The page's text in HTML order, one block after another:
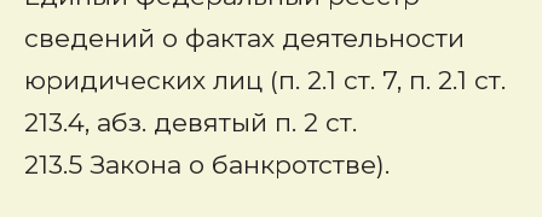
сведений о фактах деятельности
юридических лиц (п. 2.1 ст. 7, п. 2.1 ст.
213.4, абз. девятый п. 2 ст.
213.5 Закона о банкротстве).